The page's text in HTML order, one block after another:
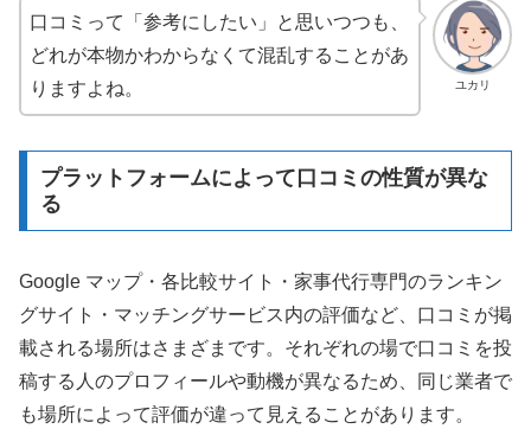
ユカリ
口コミって「参考にしたい」と思いつつも、
どれが本物かわからなくて混乱することがあ
りますよね。
プラットフォームによって口コミの性質が異な
る
Google マップ・各比較サイト・家事代行専門のランキン
グサイト・マッチングサービス内の評価など、口コミが掲
載される場所はさまざまです。それぞれの場で口コミを投
稿する人のプロフィールや動機が異なるため、同じ業者で
も場所によって評価が違って見えることがあります。